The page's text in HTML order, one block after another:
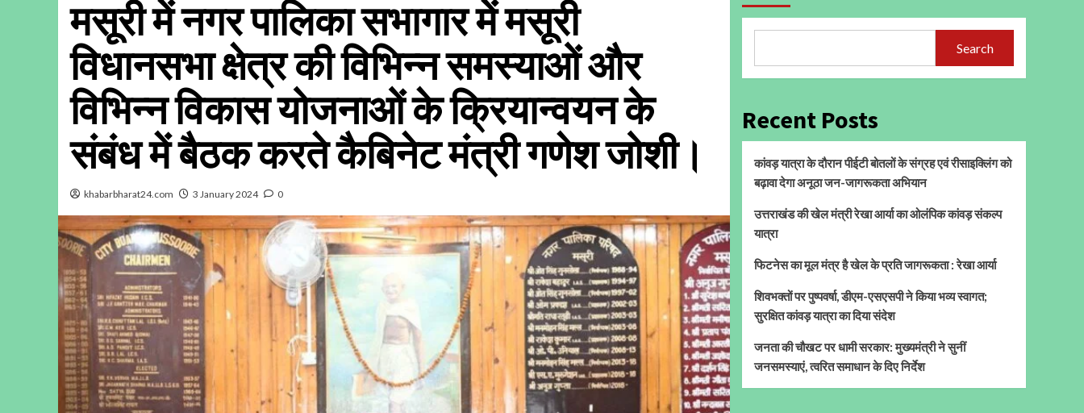
मसूरी में नगर पालिका सभागार में मसूरी
विधानसभा क्षेत्र की विभिन्न समस्याओं और
विभिन्न विकास योजनाओं के क्रियान्वयन के
संबंध में बैठक करते कैबिनेट मंत्री गणेश जोशी।
khabarbharat24.com 3 January 2024 0
Search
Recent Posts
कांवड़ यात्रा के दौरान पीईटी बोतलों के संग्रह एवं रीसाइक्लिंग को
बढ़ावा देगा अनूठा जन-जागरूकता अभियान
उत्तराखंड की खेल मंत्री रेखा आर्या का ओलंपिक कांवड़ संकल्प
यात्रा
फिटनेस का मूल मंत्र है खेल के प्रति जागरूकता : रेखा आर्या
शिवभक्तों पर पुष्पवर्षा, डीएम-एसएसपी ने किया भव्य स्वागत;
सुरक्षित कांवड़ यात्रा का दिया संदेश
जनता की चौखट पर धामी सरकार: मुख्यमंत्री ने सुनीं
जनसमस्याएं, त्वरित समाधान के दिए निर्देश